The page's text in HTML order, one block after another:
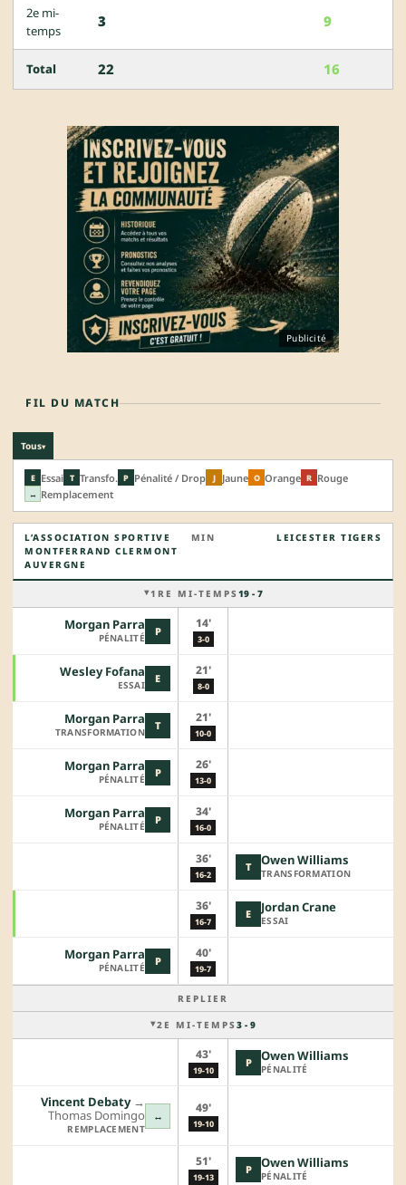
2e mi-
temps
3 9
Total 22 16
Publicité
FIL DU MATCH
Tous▾
E Essai T Transfo. P Pénalité / Drop J Jaune O Orange R Rouge
↔ Remplacement
L’ASSOCIATION SPORTIVE
MONTFERRAND CLERMONT
AUVERGNE
MIN LEICESTER TIGERS
1RE MI-TEMPS 19 - 7
P
Morgan Parra
PÉNALITÉ
14'
3-0
E
Wesley Fofana
ESSAI
21'
8-0
T
Morgan Parra
TRANSFORMATION
21'
10-0
P
Morgan Parra
PÉNALITÉ
26'
13-0
P
Morgan Parra
PÉNALITÉ
34'
16-0
36'
16-2
T Owen Williams
TRANSFORMATION
36'
16-7
E Jordan Crane
ESSAI
P
Morgan Parra
PÉNALITÉ
40'
19-7
REPLIER
2E MI-TEMPS 3 - 9
43'
19-10
P Owen Williams
PÉNALITÉ
↔
Vincent Debaty→︎
Thomas Domingo
REMPLACEMENT
49'
19-10
51'
19-13
P Owen Williams
PÉNALITÉ